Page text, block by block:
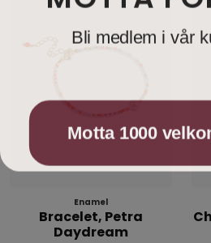
Enamel
Bracelet, Petra
Daydream
Bli medlem i vår
Motta 1000